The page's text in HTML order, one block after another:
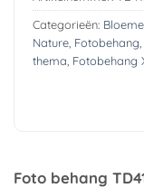
Categorieën:
Nature, Fotobehang
thema Fotobehang
Foto behang